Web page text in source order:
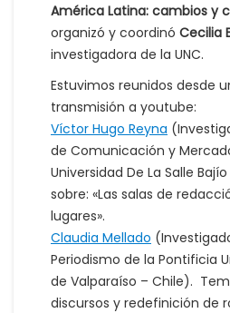
América Latina: cambios y
organizó y coordinó Cecilia
investigadora de la UNC.
Estuvimos reunidos desde
transmisión a youtube:
Víctor Hugo Reyna
de Comunicación y
Universidad De La Salle
sobre: «Las salas de
lugares».
Claudia Mellado
Periodismo de la Pontificia
de Valparaíso – Chile).
discursos y redefinición de